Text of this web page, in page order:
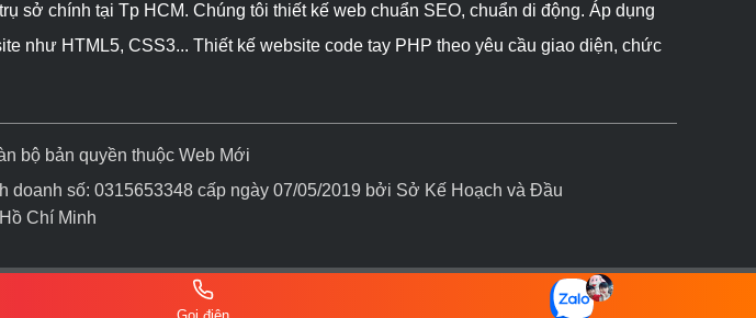
sở chính tại Tp HCM. Chúng tôi thiết kế web chuẩn SEO, chuẩn di động. Áp dụng
như HTML5, CSS3... Thiết kế website code tay PHP theo yêu cầu giao diện, chức
bộ bản quyền thuộc Web Mới
số: 0315653348 cấp ngày 07/05/2019 bởi Sở Kế Hoạch và Đầu
Chí Minh